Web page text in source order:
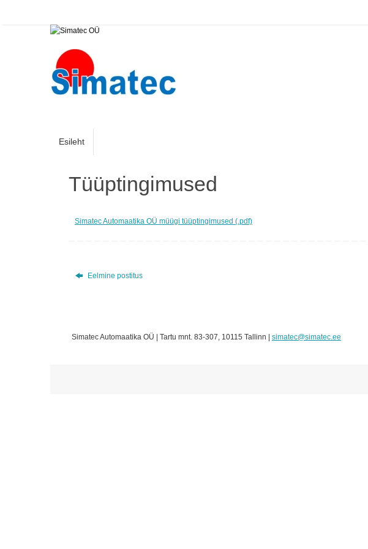
Esileht
Tüüptingimused
Simatec Automaatika OÜ müügi tüüptingimused (.pdf)
Eelmine postitus
Simatec Automaatika OÜ | Tartu mnt. 83-307, 10115 Tallinn | simatec@simatec.ee